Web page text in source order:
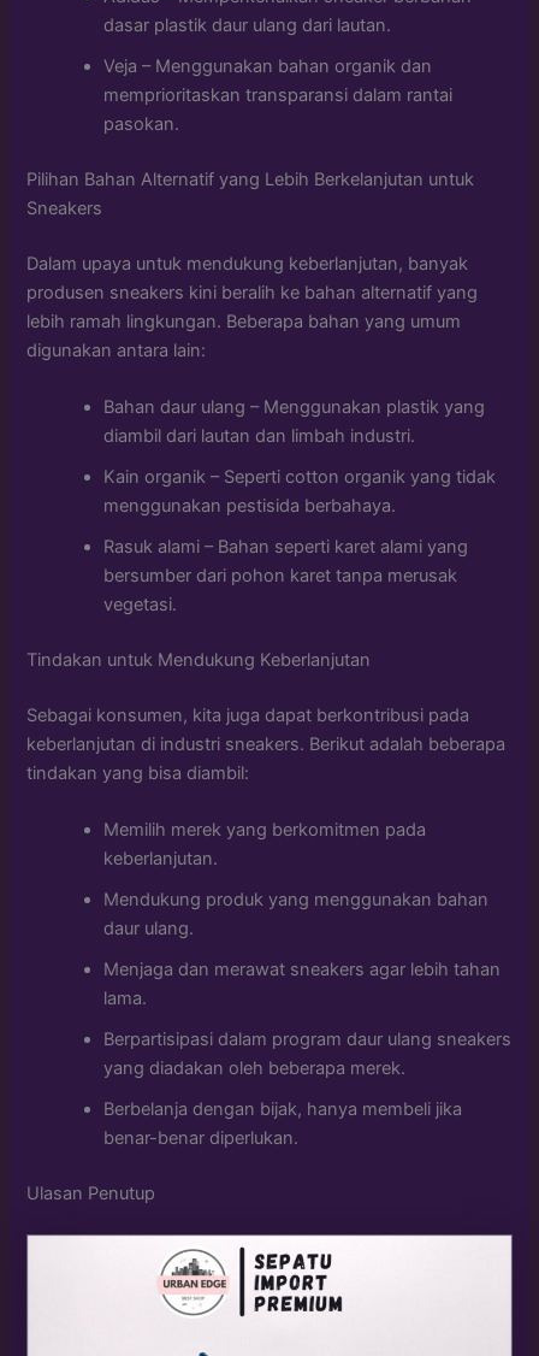
dasar plastik daur ulang dari lautan.
Veja – Menggunakan bahan organik dan
memprioritaskan transparansi dalam rantai
pasokan.
Pilihan Bahan Alternatif yang Lebih Berkelanjutan untuk
Sneakers
Dalam upaya untuk mendukung keberlanjutan, banyak
produsen sneakers kini beralih ke bahan alternatif yang
lebih ramah lingkungan. Beberapa bahan yang umum
digunakan antara lain:
Bahan daur ulang – Menggunakan plastik yang
diambil dari lautan dan limbah industri.
Kain organik – Seperti cotton organik yang tidak
menggunakan pestisida berbahaya.
Rasuk alami – Bahan seperti karet alami yang
bersumber dari pohon karet tanpa merusak
vegetasi.
Tindakan untuk Mendukung Keberlanjutan
Sebagai konsumen, kita juga dapat berkontribusi pada
keberlanjutan di industri sneakers. Berikut adalah beberapa
tindakan yang bisa diambil:
Memilih merek yang berkomitmen pada
keberlanjutan.
Mendukung produk yang menggunakan bahan
daur ulang.
Menjaga dan merawat sneakers agar lebih tahan
lama.
Berpartisipasi dalam program daur ulang sneakers
yang diadakan oleh beberapa merek.
Berbelanja dengan bijak, hanya membeli jika
benar-benar diperlukan.
Ulasan Penutup